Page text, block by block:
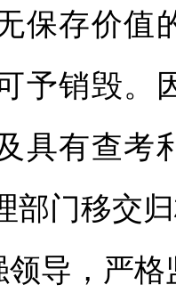
保存价值
予销毁。
具有查考
部门移交
领导，严格